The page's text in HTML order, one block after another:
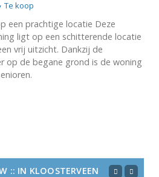
Te koop
een prachtige locatie Deze
ligt op een schitterende locatie
vrij uitzicht. Dankzij de
op de begane grond is de woning
:: IN KLOOSTERVEEN